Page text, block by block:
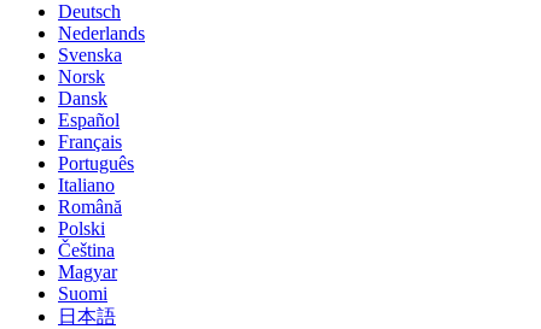
Deutsch
Nederlands
Svenska
Norsk
Dansk
Español
Français
Português
Italiano
Română
Polski
Čeština
Magyar
Suomi
日本語